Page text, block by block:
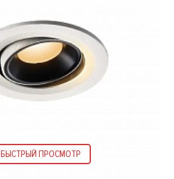
БЫСТРЫЙ ПРОСМОТР